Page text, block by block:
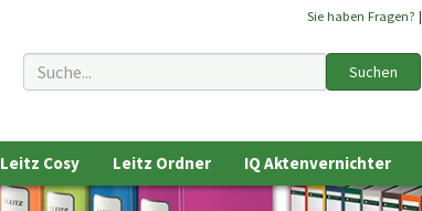
Sie haben Fragen? |
Suchen
Leitz Cosy Leitz Ordner IQ Aktenvernichter